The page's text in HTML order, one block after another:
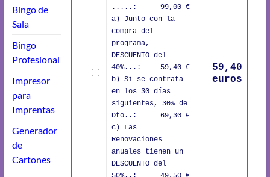
.....:
99,00 €
a) Junto con la
compra del
programa,
DESCUENTO del
40%...:
59,40 €
b) Si se contrata
en los 30 días
siguientes, 30% de
Dto..:
69,30 €
c) Las
Renovaciones
anuales tienen un
DESCUENTO del
59,40
euros
Bingo de
Sala
Bingo
Profesional
Impresor
para
Imprentas
Generador
de
Cartones